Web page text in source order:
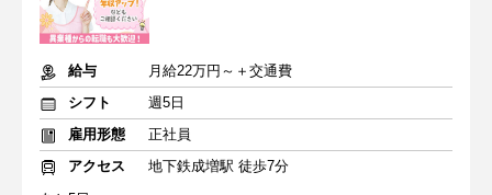
給与
月給22万円～＋交通費
シフト
週5日
雇用形態
正社員
アクセス
地下鉄成増駅 徒歩7分